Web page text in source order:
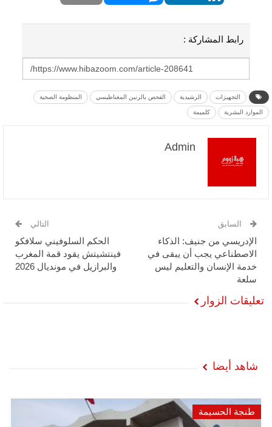
رابط المشاركة :
التجهيزات الرشيدية الفحص بالرنين المغناطيسي المنظومة الصحية
الموارد البشرية كلميمة
Admin
السابق
الإدريسي من جنيف: الذكاء
الاصطناعي يجب أن يبقى في
خدمة الإنسان والتعليم ليس
سلعة
التالي
الحكم السلوفيني سلافكو
فينتشيتش يقود قمة المغرب
والبرازيل في مونديال 2026
تعليقات الزوار
شاهد أيضا
طنجة الحسيمة